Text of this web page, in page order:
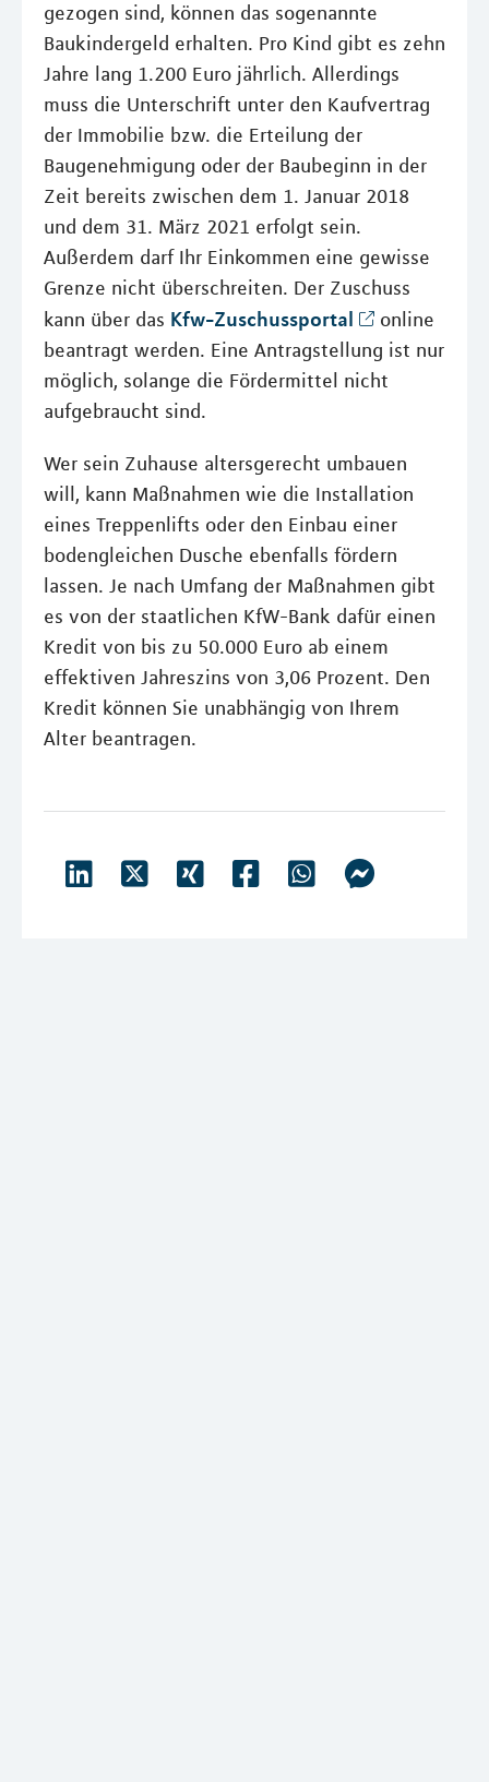
gezogen sind, können das sogenannte
Baukindergeld erhalten. Pro Kind gibt es zehn
Jahre lang 1.200 Euro jährlich. Allerdings
muss die Unterschrift unter den Kaufvertrag
der Immobilie bzw. die Erteilung der
Baugenehmigung oder der Baubeginn in der
Zeit bereits zwischen dem 1. Januar 2018
und dem 31. März 2021 erfolgt sein.
Außerdem darf Ihr Einkommen eine gewisse
Grenze nicht überschreiten. Der Zuschuss
kann über das Kfw-Zuschussportal
online
beantragt werden. Eine Antragstellung ist nur
möglich, solange die Fördermittel nicht
aufgebraucht sind.
Wer sein Zuhause altersgerecht umbauen
will, kann Maßnahmen wie die Installation
eines Treppenlifts oder den Einbau einer
bodengleichen Dusche ebenfalls fördern
lassen. Je nach Umfang der Maßnahmen gibt
es von der staatlichen KfW-Bank dafür einen
Kredit von bis zu 50.000 Euro ab einem
effektiven Jahreszins von 3,06 Prozent. Den
Kredit können Sie unabhängig von Ihrem
Alter beantragen.